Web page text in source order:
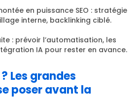
en puissance SEO : stratégie
interne, backlinking ciblé.
: prévoir l’automatisation, les
IA pour rester en avance.
Les grandes
poser avant la